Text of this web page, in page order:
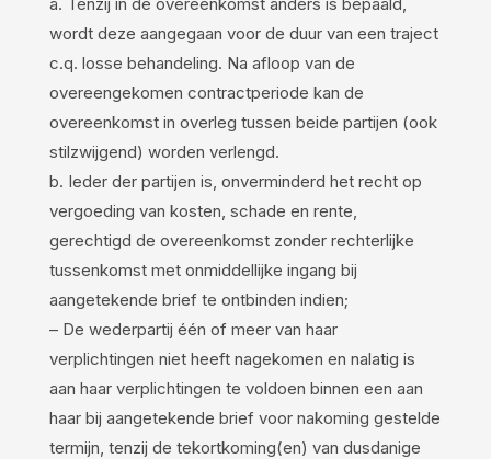
wordt deze aangegaan voor de duur van een traject
c.q. losse behandeling. Na afloop van de
overeengekomen contractperiode kan de
overeenkomst in overleg tussen beide partijen (ook
stilzwijgend) worden verlengd.
b. Ieder der partijen is, onverminderd het recht op
vergoeding van kosten, schade en rente,
gerechtigd de overeenkomst zonder rechterlijke
tussenkomst met onmiddellijke ingang bij
aangetekende brief te ontbinden indien;
– De wederpartij één of meer van haar
verplichtingen niet heeft nagekomen en nalatig is
aan haar verplichtingen te voldoen binnen een aan
haar bij aangetekende brief voor nakoming gestelde
termijn, tenzij de tekortkoming(en) van dusdanige